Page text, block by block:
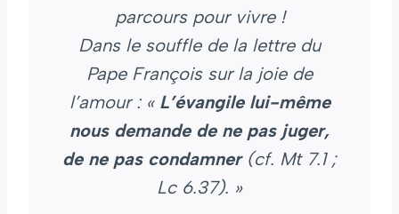
parcours pour vivre !
Dans le souffle de la lettre du
Pape François sur la joie de
l’amour : « L’évangile lui-même
nous demande de ne pas juger,
de ne pas condamner(cf. Mt 7.1 ;
Lc 6.37). »